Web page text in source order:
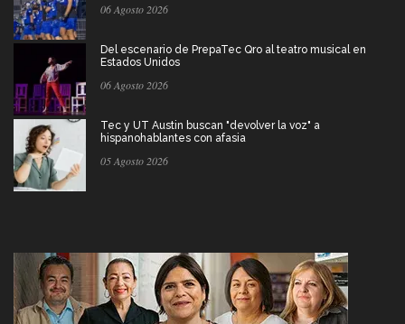
06 Agosto 2026
Del escenario de PrepaTec Qro al teatro musical en
Estados Unidos
06 Agosto 2026
Tec y UT Austin buscan "devolver la voz" a
hispanohablantes con afasia
05 Agosto 2026